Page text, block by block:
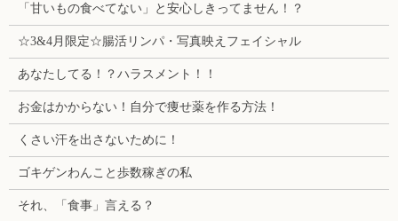
「甘いもの食べてない」と安心しきってません！？
☆3&4月限定☆腸活リンパ・写真映えフェイシャル
あなたしてる！？ハラスメント！！
お金はかからない！自分で痩せ薬を作る方法！
くさい汗を出さないために！
ゴキゲンわんこと歩数稼ぎの私
それ、「食事」言える？